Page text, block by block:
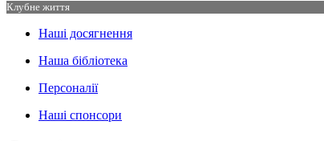
Клубне життя
Наші досягнення
Наша бібліотека
Персоналії
Наші спонсори